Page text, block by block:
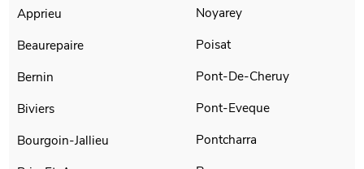
Apprieu
Beaurepaire
Bernin
Biviers
Bourgoin-Jallieu
Noyarey
Poisat
Pont-De-Cheruy
Pont-Eveque
Pontcharra